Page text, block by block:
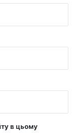
в цьому